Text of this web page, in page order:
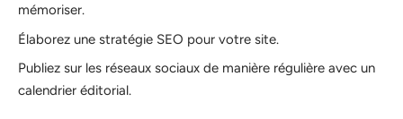
mémoriser.
Élaborez une stratégie SEO pour votre site.
Publiez sur les réseaux sociaux de manière régulière avec un
calendrier éditorial.